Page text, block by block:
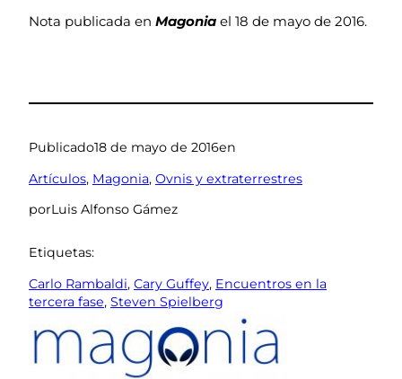
Nota publicada en Magonia el 18 de mayo de 2016.
Publicado18 de mayo de 2016en
Artículos, Magonia, Ovnis y extraterrestres
porLuis Alfonso Gámez
Etiquetas:
Carlo Rambaldi, Cary Guffey, Encuentros en la
tercera fase, Steven Spielberg